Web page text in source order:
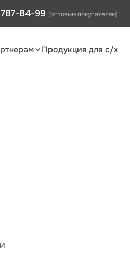
84-99 (оптовым покупателям)
Продукция для с/х